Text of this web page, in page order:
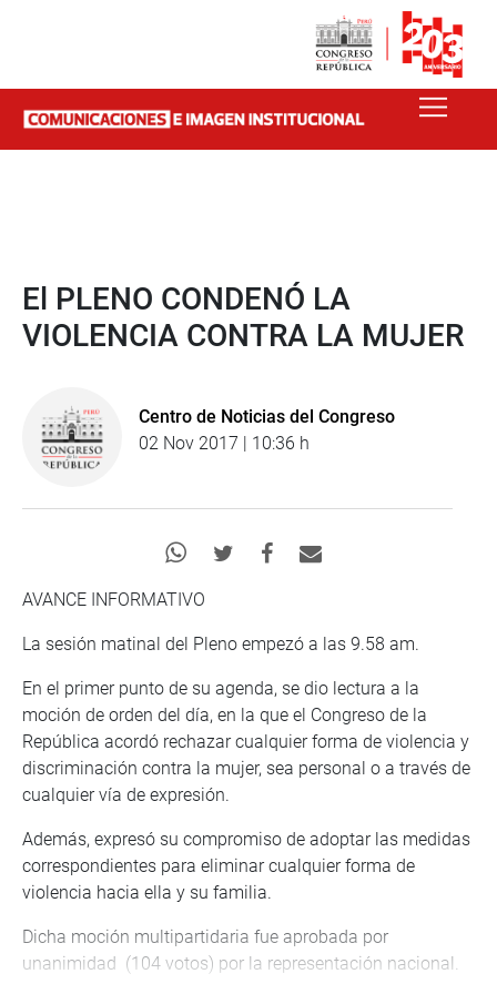
El PLENO CONDENÓ LA
VIOLENCIA CONTRA LA MUJER
Centro de Noticias del Congreso
02 Nov 2017 | 10:36 h
AVANCE INFORMATIVO
La sesión matinal del Pleno empezó a las 9.58 am.
En el primer punto de su agenda, se dio lectura a la
moción de orden del día, en la que el Congreso de la
República acordó rechazar cualquier forma de violencia y
discriminación contra la mujer, sea personal o a través de
cualquier vía de expresión.
Además, expresó su compromiso de adoptar las medidas
correspondientes para eliminar cualquier forma de
violencia hacia ella y su familia.
Dicha moción multipartidaria fue aprobada por
unanimidad (104 votos) por la representación nacional.